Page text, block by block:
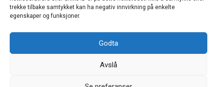
trekke tilbake samtykket kan ha negativ innvirkning på enkelte
egenskaper og funksjoner.
Godta
Avslå
Den beste sommerlåta i verden …og et knippe
De mest svulstige kjærlighetssangene –
trafikkmåling og optimalisering av innhold. Fortsett å bruke siden